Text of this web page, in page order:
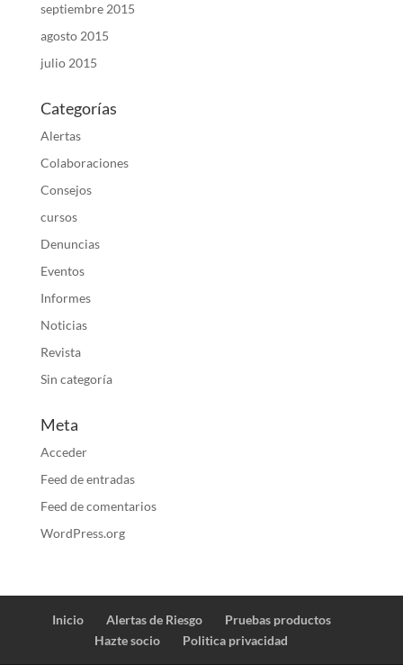
septiembre 2015
agosto 2015
julio 2015
Categorías
Alertas
Colaboraciones
Consejos
cursos
Denuncias
Eventos
Informes
Noticias
Revista
Sin categoría
Meta
Acceder
Feed de entradas
Feed de comentarios
WordPress.org
Inicio Alertas de Riesgo
Pruebas productos
Hazte socio
Politica privacidad